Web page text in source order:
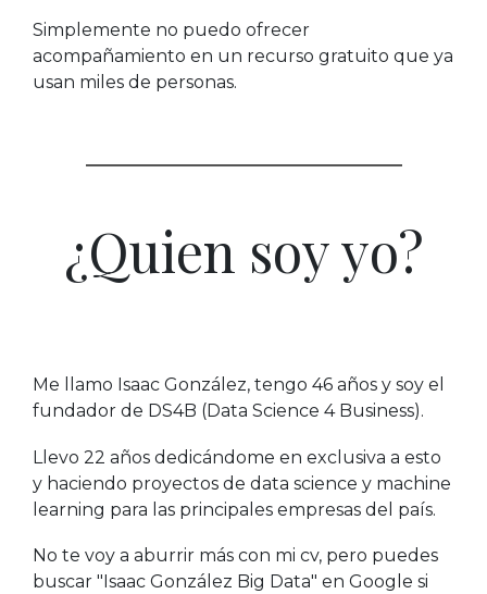
Simplemente no puedo ofrecer
acompañamiento en un recurso gratuito que ya
usan miles de personas.
¿Quien soy yo?
Me llamo Isaac González, tengo 46 años y soy el
fundador de DS4B (Data Science 4 Business).
Llevo 22 años dedicándome en exclusiva a esto
y haciendo proyectos de data science y machine
learning para las principales empresas del país.
No te voy a aburrir más con mi cv, pero puedes
buscar "Isaac González Big Data" en Google si